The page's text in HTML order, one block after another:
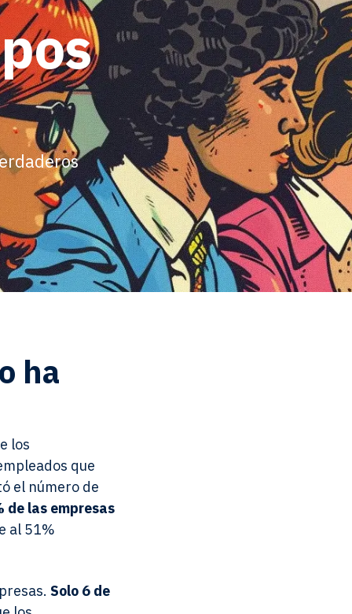
ha
los
que
el número de
de las empresas
al 51%
Solo 6 de